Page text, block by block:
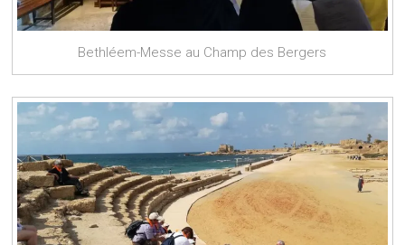
Bethléem-Messe au Champ des Bergers